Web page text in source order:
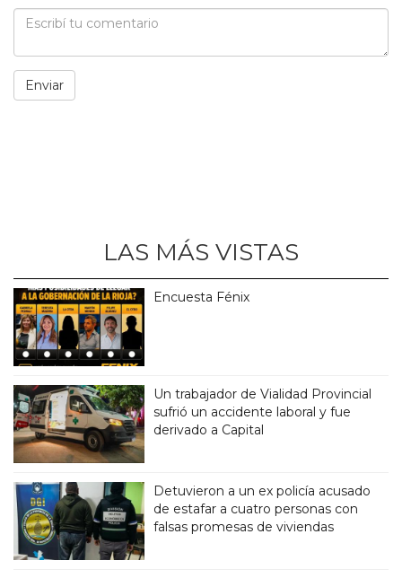
LAS MÁS VISTAS
Encuesta Fénix
Un trabajador de Vialidad Provincial
sufrió un accidente laboral y fue
derivado a Capital
Detuvieron a un ex policía acusado
de estafar a cuatro personas con
falsas promesas de viviendas